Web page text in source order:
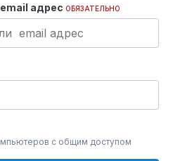
адрес ОБЯЗАТЕЛЬНО
с общим доступом